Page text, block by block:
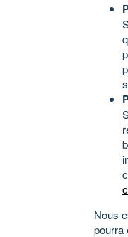
Nous
pourra